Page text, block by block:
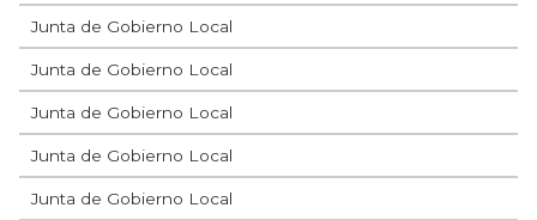
Junta de Gobierno Local
Junta de Gobierno Local
Junta de Gobierno Local
Junta de Gobierno Local
Junta de Gobierno Local